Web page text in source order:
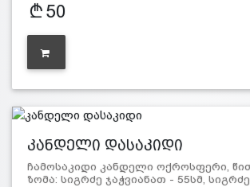
50
კანდელი დასაკიდი
ჩამოსაკიდი კანდელი ოქროსფერი,
ზომა: სიგრძე ჯაჭვიანათ - 55სმ,